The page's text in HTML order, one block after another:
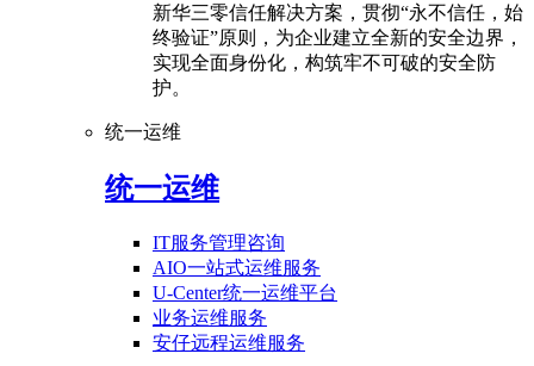
新华三零信任解决方案，贯彻“永不信任，始
终验证”原则，为企业建立全新的安全边界，
实现全面身份化，构筑牢不可破的安全防
护。
统一运维
统一运维
IT服务管理咨询
AIO一站式运维服务
U-Center统一运维平台
业务运维服务
安仔远程运维服务